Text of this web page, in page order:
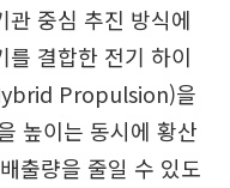
관 중심 추진 방식에
를 결합한 전기 하이
Propulsion)을
높이는 동시에 황산
출량을 줄일 수 있도